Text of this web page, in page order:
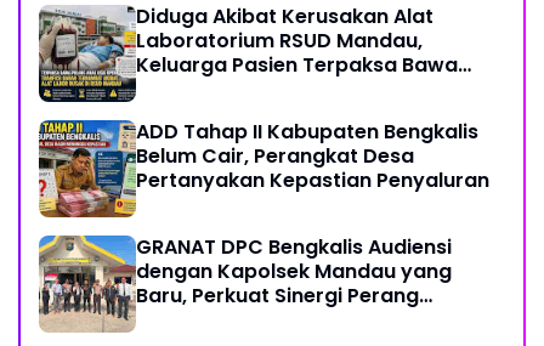
Diduga Akibat Kerusakan Alat
Laboratorium RSUD Mandau,
Keluarga Pasien Terpaksa Bawa
Transfusi Darah
ADD Tahap II Kabupaten Bengkalis
Belum Cair, Perangkat Desa
Pertanyakan Kepastian Penyaluran
GRANAT DPC Bengkalis Audiensi
dengan Kapolsek Mandau yang
Baru, Perkuat Sinergi Perang